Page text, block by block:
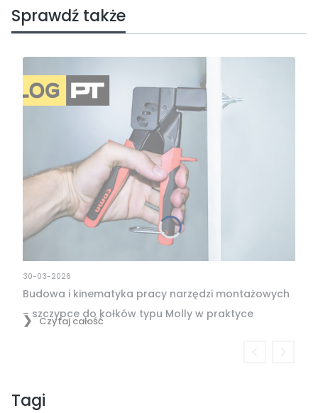
Sprawdź także
30-03-2026
Budowa i kinematyka pracy narzędzi montażowych
– szczypce do kołków typu Molly w praktyce
Czytaj całość
Tagi